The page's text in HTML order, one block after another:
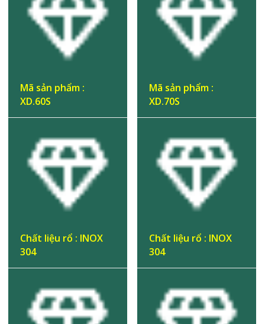
2.296.000 ₫.
Mã sản phẩm :
XD.60S
Chất liệu rổ : INOX
304
Mã sản phẩm :
XD.70S
Chất liệu rổ : INOX
304